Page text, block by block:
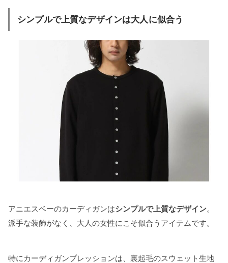
シンプルで上質なデザインは大人に似合う
アニエスベーのカーディガンはシンプルで上質なデザイン。
派手な装飾がなく、大人の女性にこそ似合うアイテムです。
特にカーディガンプレッションは、裏起毛のスウェット生地